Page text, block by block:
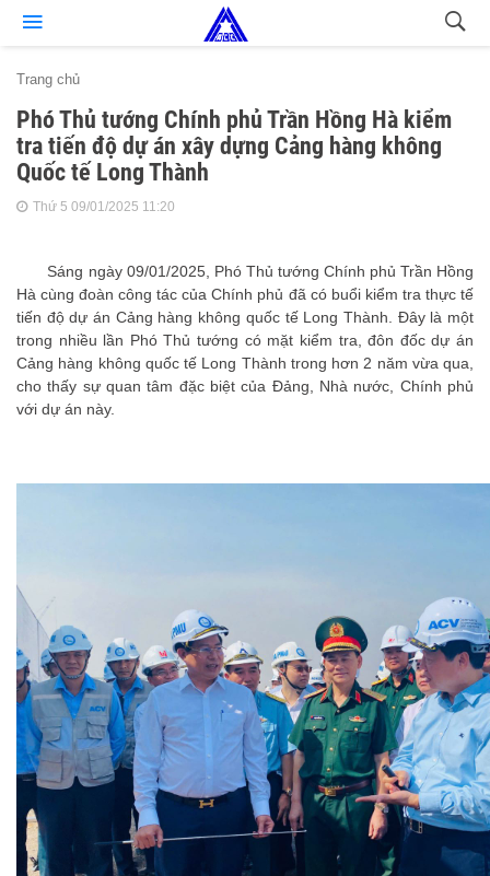
Trang chủ
Phó Thủ tướng Chính phủ Trần Hồng Hà kiểm
tra tiến độ dự án xây dựng Cảng hàng không
Quốc tế Long Thành
Thứ 5 09/01/2025 11:20
Sáng ngày 09/01/2025, Phó Thủ tướng Chính phủ Trần Hồng
Hà cùng đoàn công tác của Chính phủ đã có buổi kiểm tra thực tế
tiến độ dự án Cảng hàng không quốc tế Long Thành. Đây là một
trong nhiều lần Phó Thủ tướng có mặt kiểm tra, đôn đốc dự án
Cảng hàng không quốc tế Long Thành trong hơn 2 năm vừa qua,
cho thấy sự quan tâm đặc biệt của Đảng, Nhà nước, Chính phủ
với dự án này.